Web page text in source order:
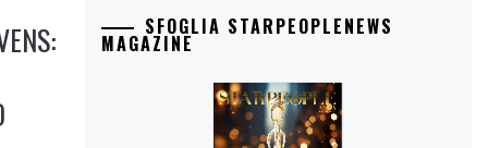
SFOGLIA STARPEOPLENEWS
MAGAZINE